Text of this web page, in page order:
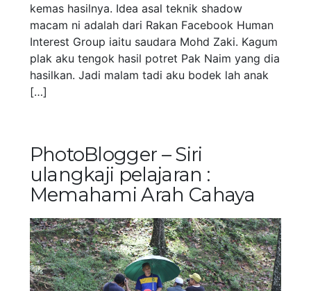
kemas hasilnya. Idea asal teknik shadow
macam ni adalah dari Rakan Facebook Human
Interest Group iaitu saudara Mohd Zaki. Kagum
plak aku tengok hasil potret Pak Naim yang dia
hasilkan. Jadi malam tadi aku bodek lah anak
[…]
PhotoBlogger – Siri
ulangkaji pelajaran :
Memahami Arah Cahaya